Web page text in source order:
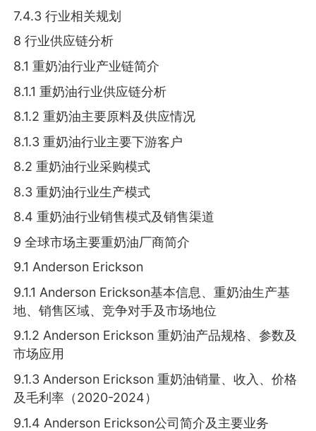
7.4.3 行业相关规划
8 行业供应链分析
8.1 重奶油行业产业链简介
8.1.1 重奶油行业供应链分析
8.1.2 重奶油主要原料及供应情况
8.1.3 重奶油行业主要下游客户
8.2 重奶油行业采购模式
8.3 重奶油行业生产模式
8.4 重奶油行业销售模式及销售渠道
9 全球市场主要重奶油厂商简介
9.1 Anderson Erickson
9.1.1 Anderson Erickson基本信息、重奶油生产基
地、销售区域、竞争对手及市场地位
9.1.2 Anderson Erickson 重奶油产品规格、参数及
市场应用
9.1.3 Anderson Erickson 重奶油销量、收入、价格
及毛利率（2020-2024）
9.1.4 Anderson Erickson公司简介及主要业务